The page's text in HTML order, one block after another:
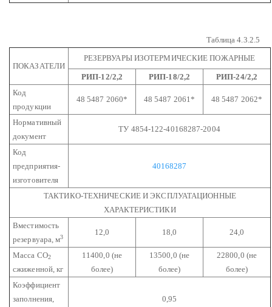
Таблица 4.3.2.5
ПОКАЗАТЕЛИ
РЕЗЕРВУАРЫ ИЗОТЕРМИЧЕСКИЕ ПОЖАРНЫЕ
РИП-12/2,2 РИП-18/2,2
РИП-24/2,2
Код
продукции
48 5487 2060* 48 5487 2061* 48 5487 2062*
Нормативный
документ
ТУ 4854-122-40168287-2004
Код
предприятия-
изготовителя
40168287
ТАКТИКО-ТЕХНИЧЕСКИЕ И ЭКСПЛУАТАЦИОННЫЕ
ХАРАКТЕРИСТИКИ
Вместимость
резервуара, м3
12,0 18,0 24,0
Масса CO2
сжиженной, кг
11400,0 (не
более)
13500,0 (не
более)
22800,0 (не
более)
Коэффициент
заполнения,
0,95